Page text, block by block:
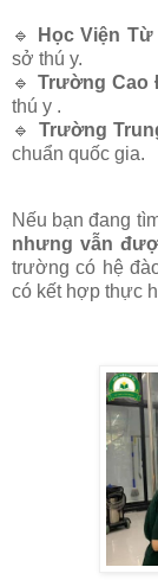
🔹 Học Viện Từ
sở thú y.
🔹 Trường Cao
thú y .
🔹 Trường
chuẩn quốc gia.
Nếu bạn đang
nhưng vẫn
trường có hệ
có kết hợp thực